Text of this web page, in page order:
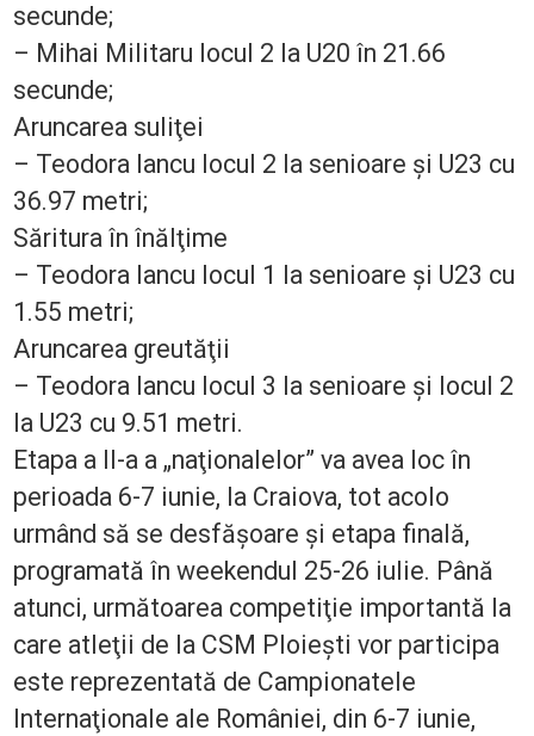
secunde;
– Mihai Militaru locul 2 la U20 în 21.66
secunde;
Aruncarea suliţei
– Teodora Iancu locul 2 la senioare şi U23 cu
36.97 metri;
Săritura în înălţime
– Teodora Iancu locul 1 la senioare şi U23 cu
1.55 metri;
Aruncarea greutăţii
– Teodora Iancu locul 3 la senioare şi locul 2
la U23 cu 9.51 metri.
Etapa a II-a a „naţionalelor” va avea loc în
perioada 6-7 iunie, la Craiova, tot acolo
urmând să se desfăşoare şi etapa finală,
programată în weekendul 25-26 iulie. Până
atunci, următoarea competiţie importantă la
care atleţii de la CSM Ploieşti vor participa
este reprezentată de Campionatele
Internaţionale ale României, din 6-7 iunie,